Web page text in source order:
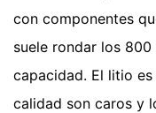
con componentes
suele rondar los
capacidad. El litio
calidad son caros y